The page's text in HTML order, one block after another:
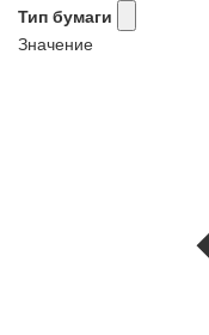
Тип бумаги
Значение